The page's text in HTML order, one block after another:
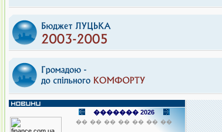
������� 2026
�� �� �� �� �� �� ��